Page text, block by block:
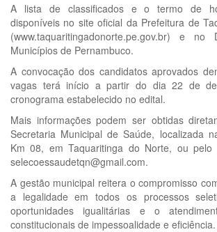
A lista de classificados e o termo de
disponíveis no site oficial da Prefeitura de
(www.taquaritingadonorte.pe.gov.br) e
Municípios de Pernambuco.
A convocação dos candidatos aprovados
vagas terá início a partir do dia 22 de
cronograma estabelecido no edital.
Mais informações podem ser obtidas
Secretaria Municipal de Saúde, localizada
Km 08, em Taquaritinga do Norte, ou pelo
selecoessaudetqn@gmail.com.
A gestão municipal reitera o compromisso
a legalidade em todos os processos
oportunidades igualitárias e o
constitucionais de impessoalidade e eficiência.